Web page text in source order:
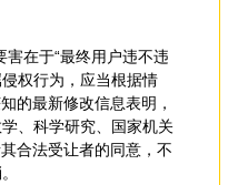
在于“最终用户违不违
权行为，应当根据情
的最新修改信息表明，
、科学研究、国家机关
合法受让者的同意，不